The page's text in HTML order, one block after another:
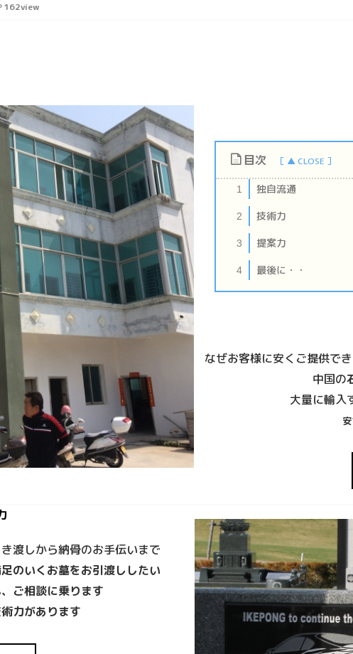
162view
目次
1 独自流通
2 技術力
3 提案力
4 最後に・・
なぜお客様に安くご提供で
中国の
大量に輸入
渡しから納骨のお手伝いまで
のいくお墓をお引渡ししたい
ご相談に乗ります
力があります